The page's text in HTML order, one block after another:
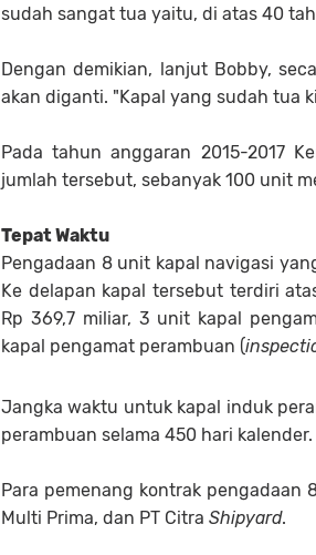
sudah sangat tua yaitu, di atas 40
Dengan demikian, lanjut Bobby,
akan diganti. "Kapal yang sudah tua
Pada tahun anggaran 2015-2017
jumlah tersebut, sebanyak 100 unit
Tepat Waktu
Pengadaan 8 unit kapal navigasi
Ke delapan kapal tersebut terdiri
Rp 369,7 miliar, 3 unit kapal
kapal pengamat perambuan (
Jangka waktu untuk kapal induk
perambuan selama 450 hari kalender.
Para pemenang kontrak pengadaan
Multi Prima, dan PT Citra Shipyard.